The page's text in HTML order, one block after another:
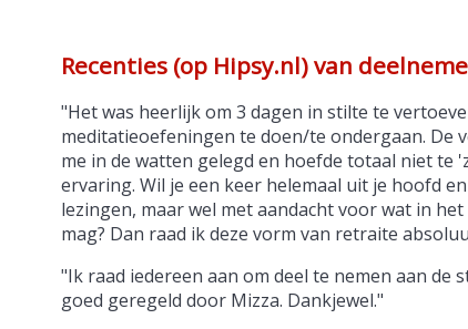
Recenties (op Hipsy.nl) van
"Het was heerlijk om 3 dagen in stilte te
meditatieoefeningen te doen/te ondergaan. De
me in de watten gelegd en hoefde totaal niet te
ervaring. Wil je een keer helemaal uit je hoofd
lezingen, maar wel met aandacht voor wat in
mag? Dan raad ik deze vorm van retraite
"Ik raad iedereen aan om deel te nemen aan de
goed geregeld door Mizza. Dankjewel."